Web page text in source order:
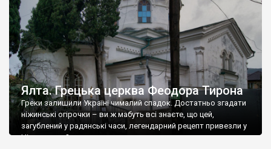
Ялта. Грецька церква Феодора Тирона
Греки залишили Україні чималий спадок. Достатньо згадати
ніжинські огірочки – ви ж мабуть всі знаєте, що цей,
загублений у радянські часи, легендарний рецепт привезли у
Ніжин греки?